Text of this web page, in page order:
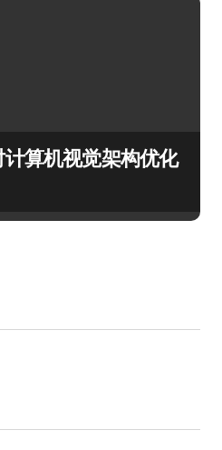
算机视觉架构优化